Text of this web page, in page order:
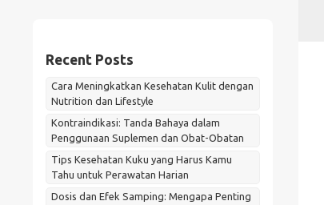
Recent Posts
Cara Meningkatkan Kesehatan Kulit dengan
Nutrition dan Lifestyle
Kontraindikasi: Tanda Bahaya dalam
Penggunaan Suplemen dan Obat-Obatan
Tips Kesehatan Kuku yang Harus Kamu
Tahu untuk Perawatan Harian
Dosis dan Efek Samping: Mengapa Penting